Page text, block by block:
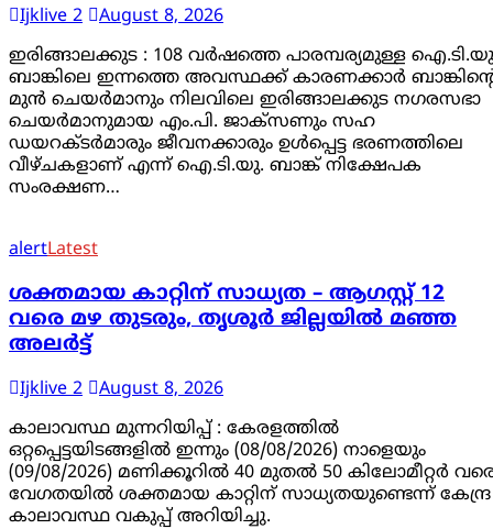
Ijklive 2
August 8, 2026
ഇരിങ്ങാലക്കുട : 108 വർഷത്തെ പാരമ്പര്യമുള്ള
ബാങ്കിലെ ഇന്നത്തെ അവസ്ഥക്ക് കാരണക്കാർ
മുൻ ചെയർമാനും നിലവിലെ ഇരിങ്ങാലക്കുട നഗരസഭാ
ചെയർമാനുമായ എം.പി. ജാക്സണും സഹ
ഡയറക്ടർമാരും ജീവനക്കാരും ഉൾപ്പെട്ട ഭരണത്തിലെ
വീഴ്ചകളാണ് എന്ന് ഐ.ടി.യു. ബാങ്ക് നിക്ഷേപക
സംരക്ഷണ…
alertLatest
ശക്തമായ കാറ്റിന് സാധ്യത – ആഗസ്റ്റ് 12
വരെ മഴ തുടരും, തൃശൂർ ജില്ലയിൽ മഞ്ഞ
അലർട്ട്
Ijklive 2
August 8, 2026
കാലാവസ്ഥ മുന്നറിയിപ്പ് : കേരളത്തിൽ
ഒറ്റപ്പെട്ടയിടങ്ങളിൽ ഇന്നും (08/08/2026) നാളെയും
(09/08/2026) മണിക്കൂറിൽ 40 മുതൽ 50 കിലോമീറ്റർ
വേഗതയിൽ ശക്തമായ കാറ്റിന് സാധ്യതയുണ്ടെന്ന് കേന്ദ്ര
കാലാവസ്ഥ വകുപ്പ് അറിയിച്ചു.